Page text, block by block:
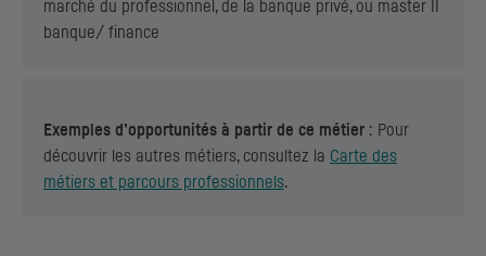
marché du professionnel, de la banque privé, ou master II
banque/ finance
Exemples d’opportunités à partir de ce métier : Pour
découvrir les autres métiers, consultez la Carte des
métiers et parcours professionnels.